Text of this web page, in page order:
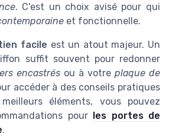
. C'est un choix avisé pour qui
et fonctionnelle.
facile est un atout majeur. Un
suffit souvent pour redonner
encastrés ou à votre plaque de
accéder à des conseils pratiques
éléments, vous pouvez
pour les portes de
.